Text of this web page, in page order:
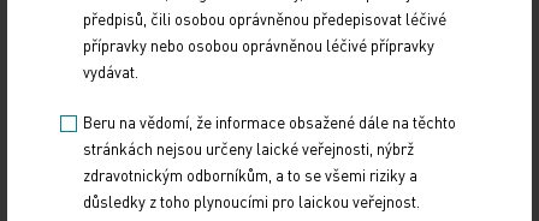
předpisů, čili osobou oprávněnou předepisovat léčivé
přípravky nebo osobou oprávněnou léčivé přípravky
vydávat.
Beru na vědomí, že informace obsažené dále na těchto
stránkách nejsou určeny laické veřejnosti, nýbrž
zdravotnickým odborníkům, a to se všemi riziky a
důsledky z toho plynoucími pro laickou veřejnost.